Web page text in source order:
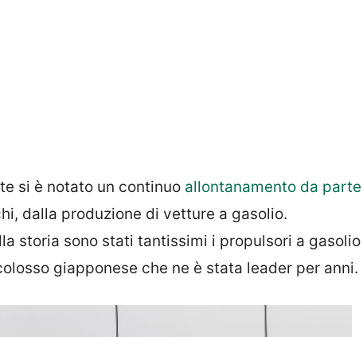
si è notato un continuo allontanamento da parte
dalla produzione di vetture a gasolio.
storia sono stati tantissimi i propulsori a gasolio
giapponese che ne è stata leader per anni.